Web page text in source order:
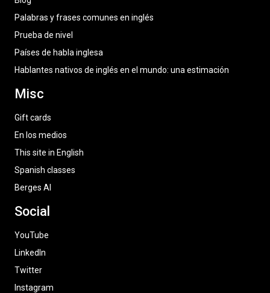
Palabras y frases comunes en inglés
Prueba de nivel
Países de habla inglesa
Hablantes nativos de inglés en el mundo: una estimación
Misc
Gift cards
En los medios
This site in English
Spanish classes
Berges AI
Social
YouTube
LinkedIn
Twitter
Instagram